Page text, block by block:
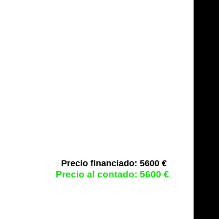
5600 €
5600 €